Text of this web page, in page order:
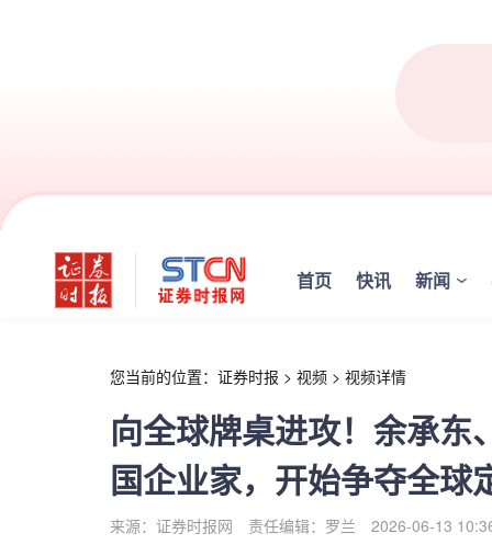
首页 快讯 新闻
您当前的位置： 证券时报 > 视频 > 视频详情
向全球牌桌进攻！余承东
国企业家，开始争夺全球
来源：证券时报网 责任编辑：罗兰 2026-06-13